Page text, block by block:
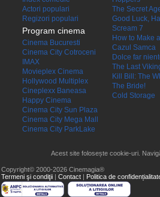
Actori populari
Regizori populari
Program cinema
Cinema Bucuresti
Cinema City Cotroceni
IMAX
Movieplex Cinema
Hollywood Multiplex
Cineplexx Baneasa
Happy Cinema
Cinema City Sun Plaza
Cinema City Mega Mall
Cinema City ParkLake
The Secret
Good Luck,
Scream 7
How to Make
Cazul Samca
Dolce far
The Last
Kill Bill: The
The Bride!
Cold Storage
Acest site folosește cookie-uri.
Copyright© 2000-2026 Cinemagia®
Termeni şi condiţii | Contact | Politica de